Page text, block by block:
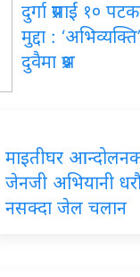
दुर्गा प्रसाईं १०
मुद्दा :
दुवैमा प्रश्न
माइतीघर
जेनजी अभियानी
नसक्दा जेल चलान